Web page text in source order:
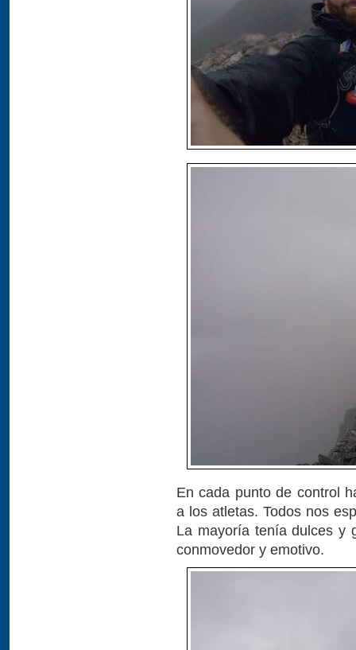
En cada punto de control
a los atletas. Todos nos
La mayoría tenía dulces y
conmovedor y emotivo.